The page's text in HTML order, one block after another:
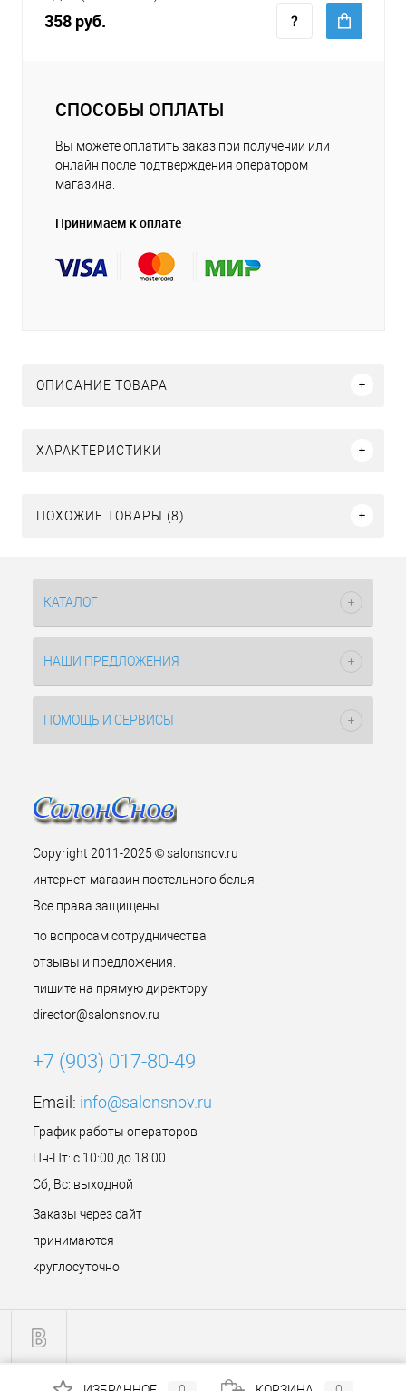
358 руб.
СПОСОБЫ ОПЛАТЫ
Вы можете оплатить заказ при получении или
онлайн после подтверждения оператором
магазина.
Принимаем к оплате
ОПИСАНИЕ ТОВАРА
ХАРАКТЕРИСТИКИ
ПОХОЖИЕ ТОВАРЫ (8)
КАТАЛОГ
НАШИ ПРЕДЛОЖЕНИЯ
ПОМОЩЬ И СЕРВИСЫ
Copyright 2011-2025 © salonsnov.ru
интернет-магазин постельного белья.
Все права защищены
по вопросам сотрудничества
отзывы и предложения.
пишите на прямую директору
director@salonsnov.ru
+7 (903) 017-80-49
Email: info@salonsnov.ru
График работы операторов
Пн-Пт: с 10:00 до 18:00
Сб, Вс: выходной
Заказы через сайт
принимаются
круглосуточно